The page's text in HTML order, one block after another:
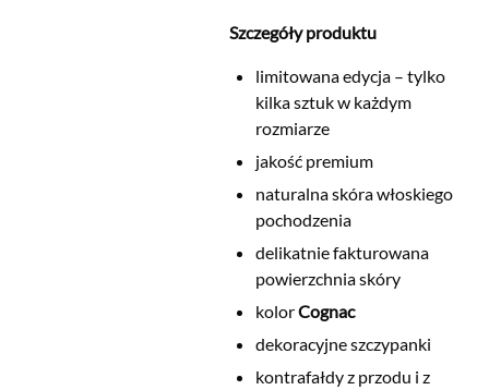
Szczegóły produktu
limitowana edycja – tylko
kilka sztuk w każdym
rozmiarze
jakość premium
naturalna skóra włoskiego
pochodzenia
delikatnie fakturowana
powierzchnia skóry
kolorCognac
dekoracyjne szczypanki
kontrafałdy z przodu i z